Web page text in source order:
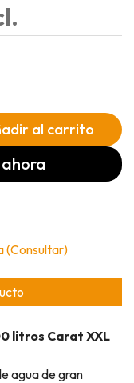
al carrito
(Consultar)
litros Carat XXL
agua de gran